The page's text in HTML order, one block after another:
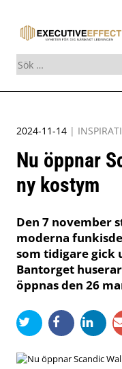
Sök
efter:
to
2024-11-14 |
Nu öppnar
ny kostym
Den 7 november
moderna
som tidigare gick
Bantorget
öppnas den 26